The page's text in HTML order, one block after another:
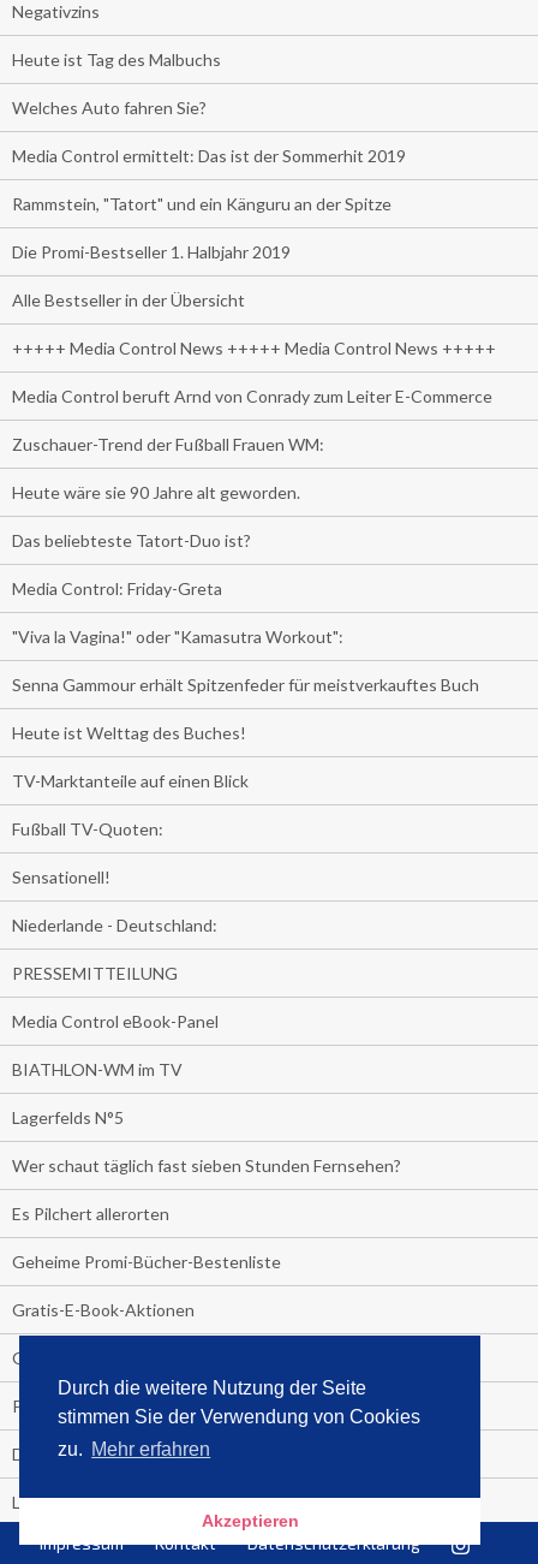
Durch die weitere Nutzung der Seite
stimmen Sie der Verwendung von Cookies
zu. Mehr erfahren
Akzeptieren
Negativzins
Heute ist Tag des Malbuchs
Welches Auto fahren Sie?
Media Control ermittelt: Das ist der Sommerhit 2019
Rammstein, "Tatort" und ein Känguru an der Spitze
Die Promi-Bestseller 1. Halbjahr 2019
Alle Bestseller in der Übersicht
+++++ Media Control News +++++ Media Control News +++++
Media Control beruft Arnd von Conrady zum Leiter E-Commerce
Zuschauer-Trend der Fußball Frauen WM:
Heute wäre sie 90 Jahre alt geworden.
Das beliebteste Tatort-Duo ist?
Media Control: Friday-Greta
"Viva la Vagina!" oder "Kamasutra Workout":
Senna Gammour erhält Spitzenfeder für meistverkauftes Buch
Heute ist Welttag des Buches!
TV-Marktanteile auf einen Blick
Fußball TV-Quoten:
Sensationell!
Niederlande - Deutschland:
PRESSEMITTEILUNG
Media Control eBook-Panel
BIATHLON-WM im TV
Lagerfelds N°5
Wer schaut täglich fast sieben Stunden Fernsehen?
Es Pilchert allerorten
Geheime Promi-Bücher-Bestenliste
Gratis-E-Book-Aktionen
Gefahr fürs Dschungelcamp!
PRESSEMITTEILUNG
Deutschland im Handball-Fieber
Libri und Media Control verlängern Vertrag langfristig
Medienquiz:
Impressum Kontakt Datenschutzerklärung